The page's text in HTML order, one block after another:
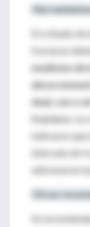
El cribado
fracturas
medicion de
dual, con o
fractura.
indicaron
intervalo de
adicional en
Otras
Se